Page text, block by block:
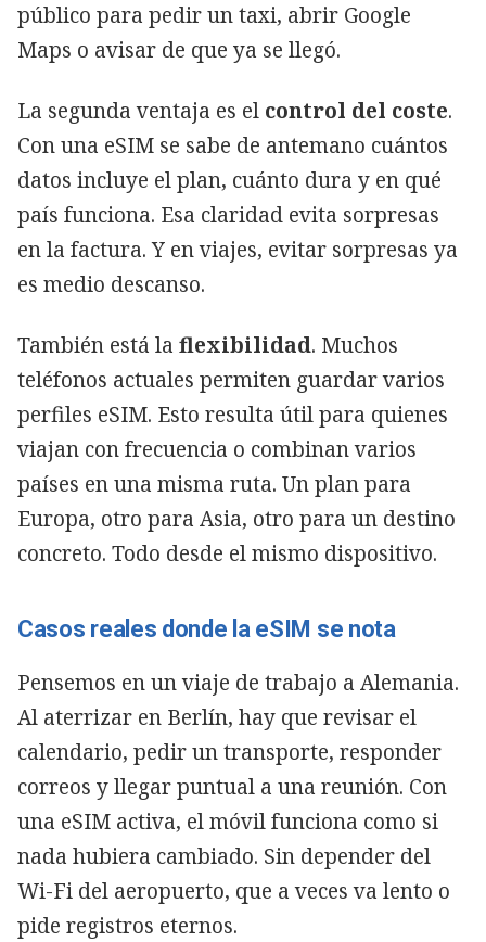
público para pedir un taxi, abrir Google
Maps o avisar de que ya se llegó.
La segunda ventaja es el control del coste.
Con una eSIM se sabe de antemano cuántos
datos incluye el plan, cuánto dura y en qué
país funciona. Esa claridad evita sorpresas
en la factura. Y en viajes, evitar sorpresas ya
es medio descanso.
También está la flexibilidad. Muchos
teléfonos actuales permiten guardar varios
perfiles eSIM. Esto resulta útil para quienes
viajan con frecuencia o combinan varios
países en una misma ruta. Un plan para
Europa, otro para Asia, otro para un destino
concreto. Todo desde el mismo dispositivo.
Casos reales donde la eSIM se nota
Pensemos en un viaje de trabajo a Alemania.
Al aterrizar en Berlín, hay que revisar el
calendario, pedir un transporte, responder
correos y llegar puntual a una reunión. Con
una eSIM activa, el móvil funciona como si
nada hubiera cambiado. Sin depender del
Wi-Fi del aeropuerto, que a veces va lento o
pide registros eternos.